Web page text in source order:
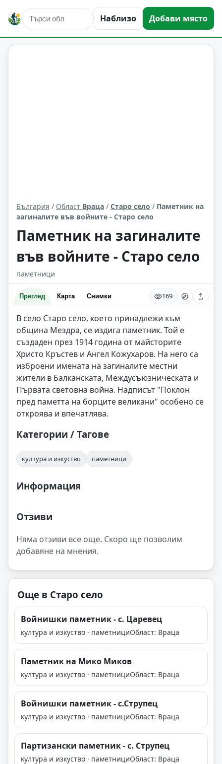
Наблизо Добави място
култура и изкуство Старо село Област: Враца
България / Област Враца / Старо село / Паметник на
загиналите във войните - Старо село
Паметник на загиналите
във войните - Старо село
паметници
Преглед Карта Снимки 169
В село Старо село, което принадлежи към
община Мездра, се издига паметник. Той е
създаден през 1914 година от майсторите
Христо Кръстев и Ангел Кожухаров. На него са
изброени имената на загиналите местни
жители в Балканската, Междусъюзническата и
Първата световна война. Надписът "Поклон
пред паметта на борците великани" особено се
откроява и впечатлява.
Категории / Тагове
култура и изкуство паметници
Информация
Отзиви
Няма отзиви все още. Скоро ще позволим
добавяне на мнения.
Още в Старо село
Войнишки паметник - с. Царевец
култура и изкуство · паметнициОбласт: Враца
Паметник на Мико Миков
култура и изкуство · паметнициОбласт: Враца
Войнишки паметник - с.Струпец
култура и изкуство · паметнициОбласт: Враца
Партизански паметник - с. Струпец
култура и изкуство · паметнициОбласт: Враца